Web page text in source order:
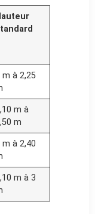
m à 2,25
m à
m
m à 2,40
m à 3